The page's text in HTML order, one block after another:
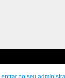
entrar no seu